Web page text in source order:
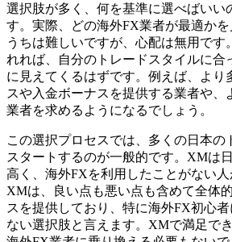
選択肢が多く、何を基準に選べばいい
す。実際、どの海外FX業者が最適か
うちは難しいですが、心配は無用です
れれば、自分のトレードスタイルに合
に見えてくるはずです。例えば、より
スや入金ボーナスを提供する業者や、
業者を求めるようになるでしょう。
この選択プロセスでは、多くの日本の
スタートするのが一般的です。XMは
高く、海外FXを利用したことがない人
XMは、良い点も悪い点も含めて全体
スを提供しており、特に海外FX初心
ない選択肢と言えます。XMで満足で